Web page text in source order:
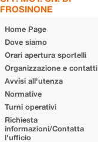
FROSINONE
Home Page
Dove siamo
Orari apertura sportelli
Organizzazione e contatti
Avvisi all'utenza
Normative
Turni operativi
Richiesta
informazioni/Contatta
l'ufficio